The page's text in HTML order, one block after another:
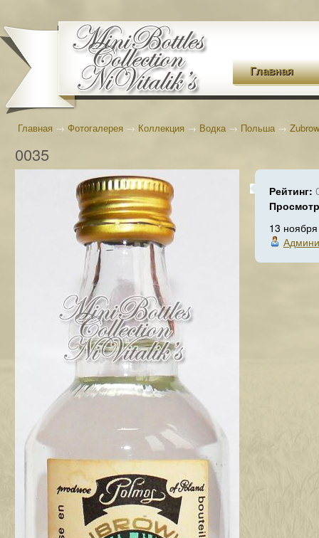
Главная
Главная → Фотогалерея → Коллекция → Водка→ Польша→
0035
Рейтинг:
13